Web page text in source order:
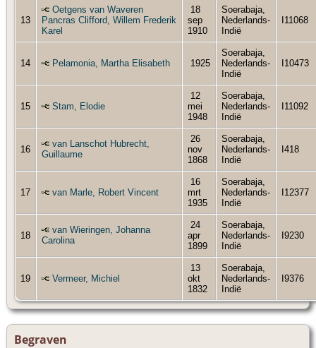
13
Oetgens van Waveren
Pancras Clifford, Willem Frederik
Karel
18
sep
1910
Soerabaja,
Nederlands-
Indië
I11068
14 Pelamonia, Martha Elisabeth 1925
Soerabaja,
Nederlands-
Indië
I10473
15 Stam, Elodie
12
mei
1948
Soerabaja,
Nederlands-
Indië
I11092
16
van Lanschot Hubrecht,
Guillaume
26
nov
1868
Soerabaja,
Nederlands-
Indië
I418
17 van Marle, Robert Vincent
16
mrt
1935
Soerabaja,
Nederlands-
Indië
I12377
18
van Wieringen, Johanna
Carolina
24
apr
1899
Soerabaja,
Nederlands-
Indië
I9230
19 Vermeer, Michiel
13
okt
1832
Soerabaja,
Nederlands-
Indië
I9376
Begraven